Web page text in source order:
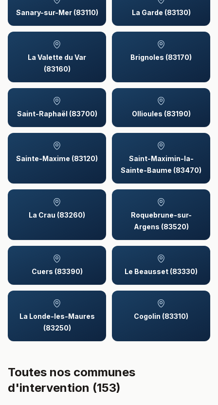
Sanary-sur-Mer (83110) La Garde (83130)
La Valette du Var
(83160)
Brignoles (83170)
Saint-Raphaël (83700) Ollioules (83190)
Sainte-Maxime (83120)
Saint-Maximin-la-
Sainte-Baume (83470)
La Crau (83260)
Roquebrune-sur-
Argens (83520)
Cuers (83390) Le Beausset (83330)
La Londe-les-Maures
(83250)
Cogolin (83310)
Toutes nos communes
d'intervention (153)